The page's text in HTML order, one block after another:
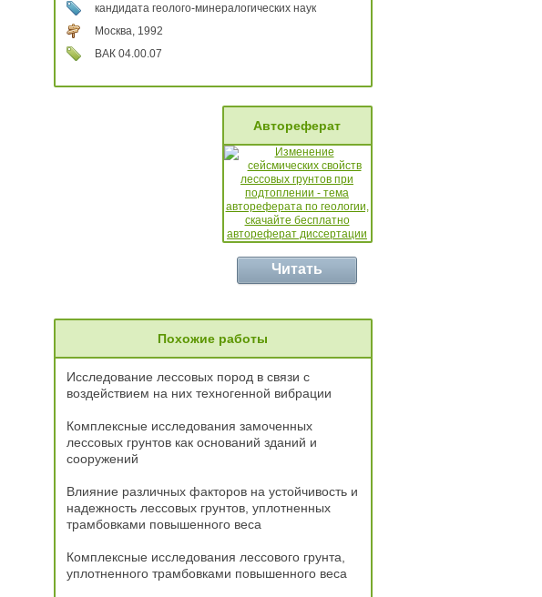
кандидата геолого-минералогических наук
Москва, 1992
ВАК 04.00.07
Автореферат
Читать
Похожие работы
Исследование лессовых пород в связи с
воздействием на них техногенной вибрации
Комплексные исследования замоченных
лессовых грунтов как оснований зданий и
сооружений
Влияние различных факторов на устойчивость и
надежность лессовых грунтов, уплотненных
трамбовками повышенного веса
Комплексные исследования лессового грунта,
уплотненного трамбовками повышенного веса